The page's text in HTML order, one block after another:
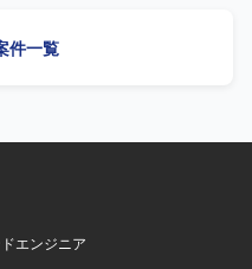
に共有できる方、相手の
境です。ビジネスサイド
関与できるため、プロ
開発
（PostgreSQL）、
件一覧
エンジニア